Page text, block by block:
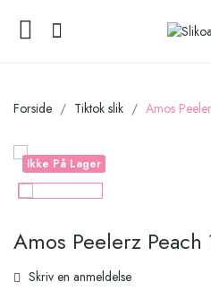
Forside Tiktok slik Amos
Ikke På Lager
Amos Peelerz Peach
Skriv en anmeldelse